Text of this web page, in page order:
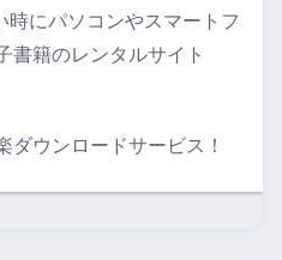
にパソコンやスマートフ
書籍のレンタルサイト
ダウンロードサービス！